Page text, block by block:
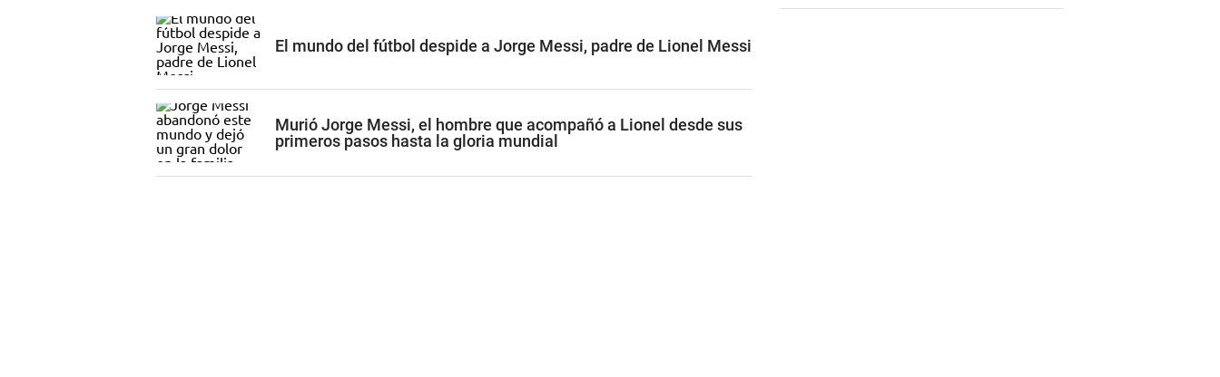
El mundo del fútbol despide a Jorge Messi, padre de Lionel Messi
Murió Jorge Messi, el hombre que acompañó a Lionel desde sus
primeros pasos hasta la gloria mundial